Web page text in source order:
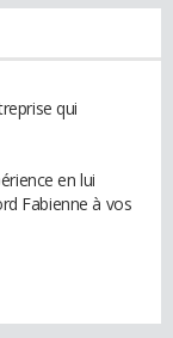
qui
en lui
Fabienne à vos